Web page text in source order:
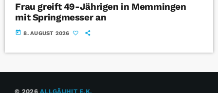
Frau greift 49-Jährigen in Memmingen
mit Springmesser an
today 8. AUGUST 2026
© 2026ALLGÄUHIT E.K.